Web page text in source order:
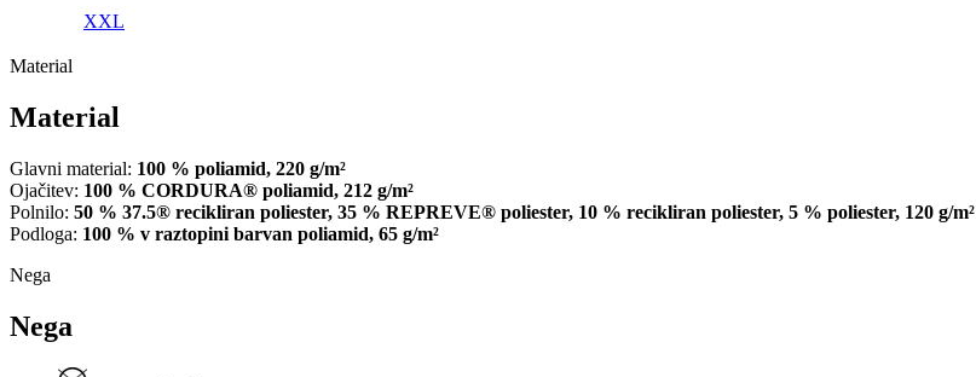
XXL
Material
Material
Glavni material: 100 % poliamid, 220 g/m²
Ojačitev: 100 % CORDURA® poliamid, 212 g/m²
Polnilo: 50 % 37.5® recikliran poliester, 35 % REPREVE® poliester, 10 % recikliran poliester, 5 % poliester, 120 g/m²
Podloga: 100 % v raztopini barvan poliamid, 65 g/m²
Nega
Nega